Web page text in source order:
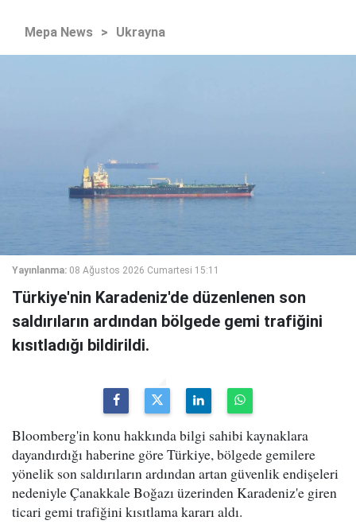
Mepa News > Ukrayna
Yayınlanma: 08 Ağustos 2026 Cumartesi 15:11
Türkiye'nin Karadeniz'de düzenlenen son
saldırıların ardından bölgede gemi trafiğini
kısıtladığı bildirildi.
Bloomberg'in konu hakkında bilgi sahibi kaynaklara
dayandırdığı haberine göre Türkiye, bölgede gemilere
yönelik son saldırıların ardından artan güvenlik endişeleri
nedeniyle Çanakkale Boğazı üzerinden Karadeniz'e giren
ticari gemi trafiğini kısıtlama kararı aldı.